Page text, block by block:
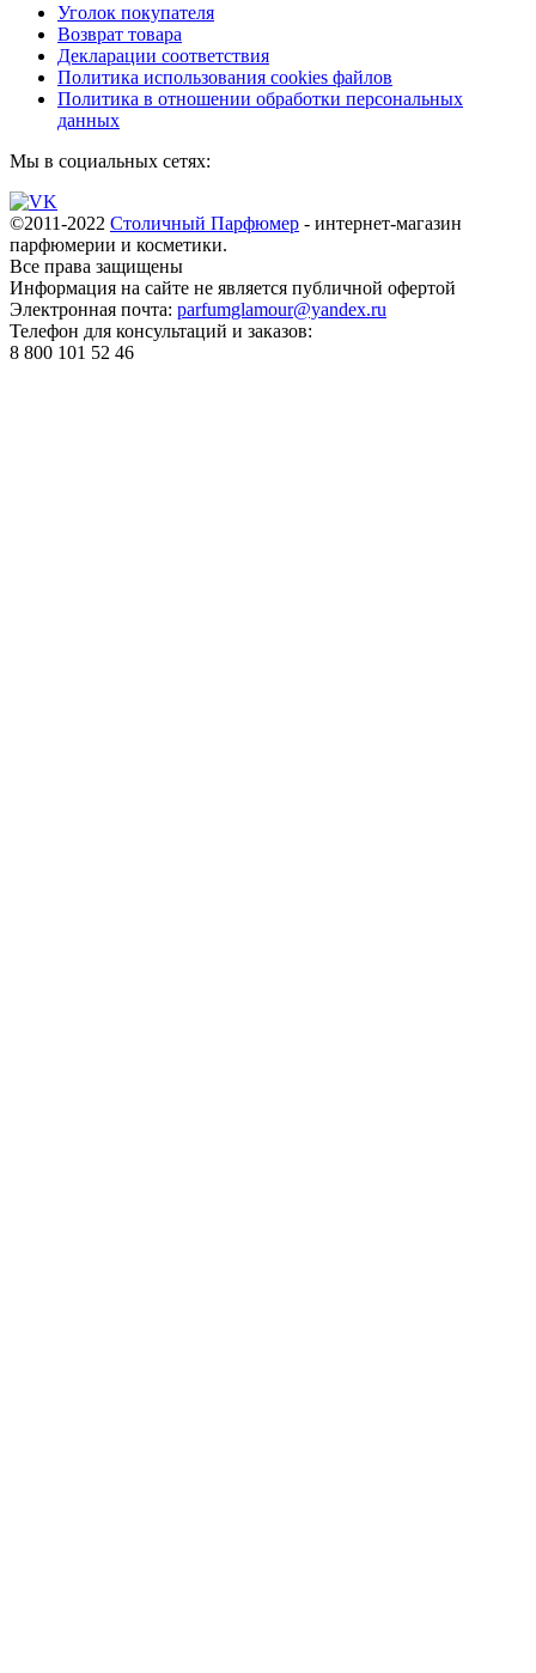
Уголок покупателя
Возврат товара
Декларации соответствия
Политика использования cookies файлов
Политика в отношении обработки персональных
данных
Мы в социальных сетях:
©2011-2022 Столичный Парфюмер - интернет-магазин
парфюмерии и косметики.
Все права защищены
Информация на сайте не является публичной офертой
Электронная почта: parfumglamour@yandex.ru
Телефон для консультаций и заказов:
8 800 101 52 46